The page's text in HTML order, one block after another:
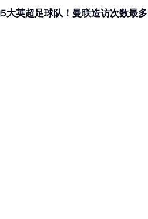
大英超足球队！曼联造访次数最多